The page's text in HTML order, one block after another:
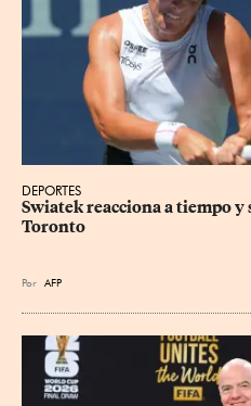
DEPORTES
Swiatek reacciona a tiempo y
Toronto
Por AFP